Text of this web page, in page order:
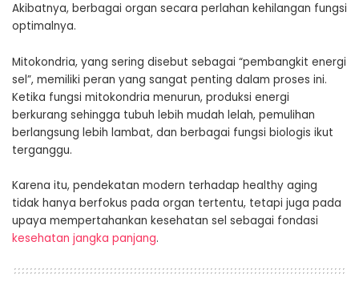
Akibatnya, berbagai organ secara perlahan kehilangan fungsi
optimalnya.
Mitokondria, yang sering disebut sebagai “pembangkit energi
sel”, memiliki peran yang sangat penting dalam proses ini.
Ketika fungsi mitokondria menurun, produksi energi
berkurang sehingga tubuh lebih mudah lelah, pemulihan
berlangsung lebih lambat, dan berbagai fungsi biologis ikut
terganggu.
Karena itu, pendekatan modern terhadap healthy aging
tidak hanya berfokus pada organ tertentu, tetapi juga pada
upaya mempertahankan kesehatan sel sebagai fondasi
kesehatan jangka panjang.